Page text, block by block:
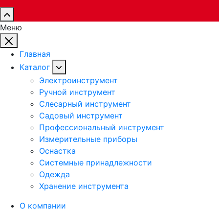
Меню
Главная
Каталог
Электроинструмент
Ручной инструмент
Слесарный инструмент
Садовый инструмент
Профессиональный инструмент
Измерительные приборы
Оснастка
Системные принадлежности
Одежда
Хранение инструмента
О компании